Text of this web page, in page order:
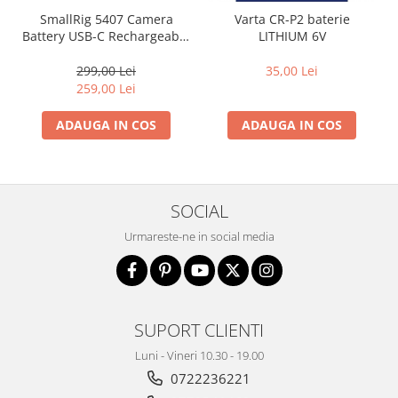
Aparate foto de colectie , cu vizare
laterala
Biobiective
Aparate foto de colectie -
Aparate de colectie de tip Box-
Reviste, carti si software
Aparate foto Mirrorless (SH)
Aparate foto DSLR (SH)
Aparate foto SLR (pe film) (SH)
SmallRig 5407 Camera
Battery USB-C Rechargeable
299,00 Lei
259,00 Lei
ADAUGA IN COS
Varta CR-P2 baterie
LITHIUM 6V
35,00 Lei
ADAUGA IN COS
SOCIAL
Urmareste-ne in social media
SUPORT CLIENTI
Luni - Vineri 10.30 - 19.00
0722236221